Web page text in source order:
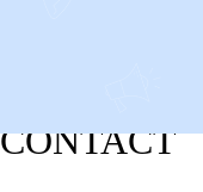
CONTACT